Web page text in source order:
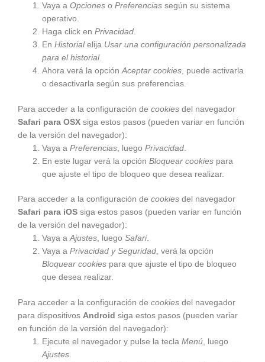
Vaya aOpciones oPreferencias según su sistema
operativo.
Haga click enPrivacidad
EnHistorialelija Usar una configuración personalizada
para el historial.
Ahora verá la opciónAceptar cookies , puede activarla
o desactivarla según sus preferencias.
Para acceder a la configuración de cookies del navegador
Safari para OSX siga estos pasos (pueden variar en función
de la versión del navegador):
Vaya aPreferencias , luegoPrivacidad
En este lugar verá la opciónBloquear cookies para
que ajuste el tipo de bloqueo que desea realizar.
Para acceder a la configuración de cookies del navegador
Safari para iOS siga estos pasos (pueden variar en función
de la versión del navegador):
Vaya aAjustes, luegoSafari.
Vaya aPrivacidad y Seguridad, verá la opción
Bloquear cookies para que ajuste el tipo de bloqueo
que desea realizar.
Para acceder a la configuración de cookies del navegador
para dispositivos Android siga estos pasos (pueden variar
en función de la versión del navegador):
Ejecute el navegador y pulse la teclaMenú , luego
Ajustes